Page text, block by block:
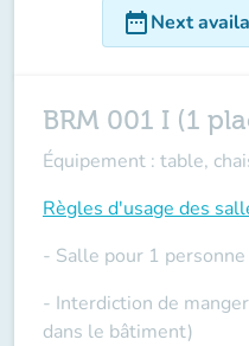
date_rangeNext
BRM 001 I (1
Équipement : table,
Règles d'usage des
- Salle pour 1
- Interdiction de
dans le bâtiment)